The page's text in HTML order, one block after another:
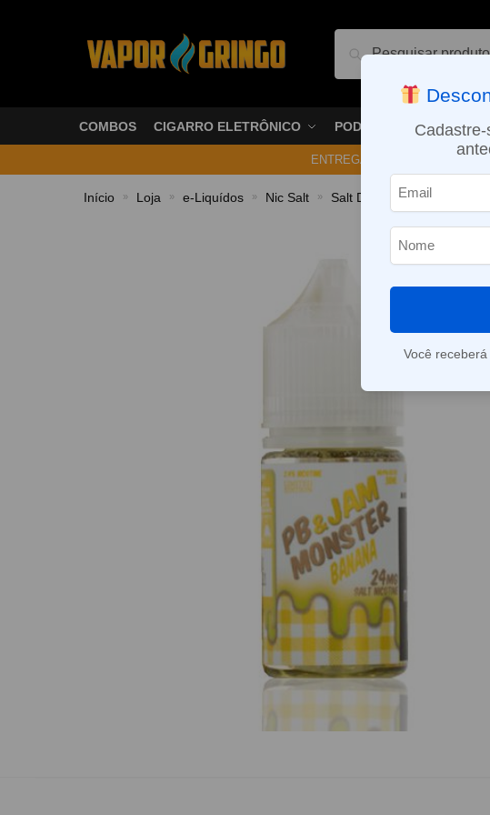
Pesquisar
COMBOS CIGARRO ELETRÔNICO PODS
ENTREGA NO MESMO DIA EM
Início » Loja » e-Liquídos » Nic Salt » Salt Doces e sobremesas
Você